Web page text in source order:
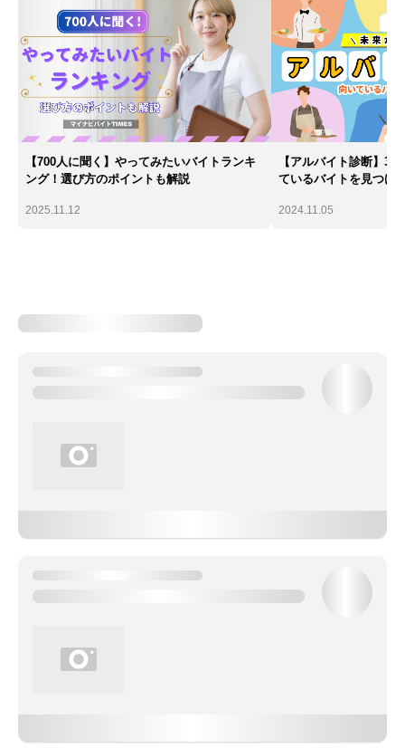
【700人に聞く】やってみたいバイトランキ
ング！選び方のポイントも解説
2025.11.12
【アルバイト診断】
ているバイトを見つけ
2024.11.05